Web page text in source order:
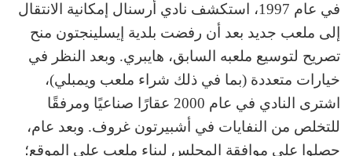
في عام 1997، استكشف نادي أرسنال إمكانية الانتقال
إلى ملعب جديد بعد أن رفضت بلدية إيسلينجتون منح
تصريح لتوسيع ملعبه السابق، هايبري. وبعد النظر في
خيارات متعددة (بما في ذلك شراء ملعب ويمبلي)،
اشترى النادي في عام 2000 عقارًا صناعيًا ومرفقًا
للتخلص من النفايات في أشبيرتون غروف. وبعد عام،
حصلوا على موافقة المجلس لبناء ملعب على الموقع؛